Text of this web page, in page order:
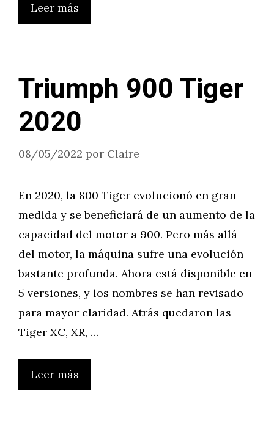
Leer más
Triumph 900 Tiger
2020
08/05/2022 por Claire
En 2020, la 800 Tiger evolucionó en gran
medida y se beneficiará de un aumento de la
capacidad del motor a 900. Pero más allá
del motor, la máquina sufre una evolución
bastante profunda. Ahora está disponible en
5 versiones, y los nombres se han revisado
para mayor claridad. Atrás quedaron las
Tiger XC, XR, …
Leer más